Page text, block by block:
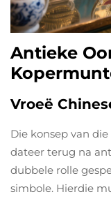
Antieke
Vroeë
Die konsep van
dateer terug na
dubbele rolle
simbole. Hierdie